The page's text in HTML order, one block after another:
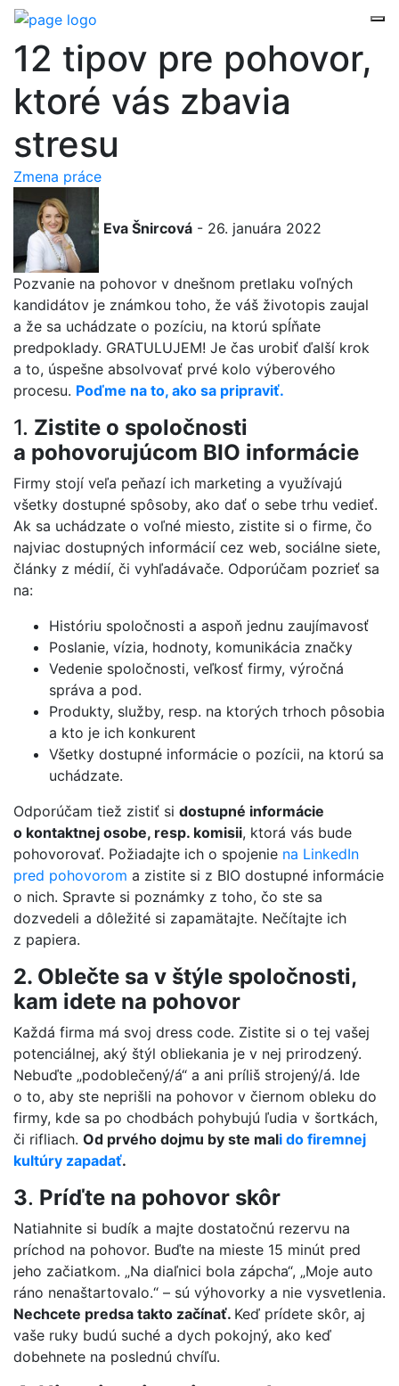
12 tipov pre pohovor,
ktoré vás zbavia
stresu
Zmena práce
Eva Šnircová - 26. januára 2022
Pozvanie na pohovor v dnešnom pretlaku voľných
kandidátov je známkou toho, že váš životopis zaujal
a že sa uchádzate o pozíciu, na ktorú spĺňate
predpoklady. GRATULUJEM! Je čas urobiť ďalší krok
a to, úspešne absolvovať prvé kolo výberového
procesu. Poďme na to, ako sa pripraviť.
1. Zistite o spoločnosti
a pohovorujúcom BIO informácie
Firmy stojí veľa peňazí ich marketing a využívajú
všetky dostupné spôsoby, ako dať o sebe trhu vedieť.
Ak sa uchádzate o voľné miesto, zistite si o firme, čo
najviac dostupných informácií cez web, sociálne siete,
články z médií, či vyhľadávače. Odporúčam pozrieť sa
na:
Históriu spoločnosti a aspoň jednu zaujímavosť
Poslanie, vízia, hodnoty, komunikácia značky
Vedenie spoločnosti, veľkosť firmy, výročná
správa a pod.
Produkty, služby, resp. na ktorých trhoch pôsobia
a kto je ich konkurent
Všetky dostupné informácie o pozícii, na ktorú sa
uchádzate.
Odporúčam tiež zistiť si dostupné informácie
o kontaktnej osobe, resp. komisii, ktorá vás bude
pohovorovať. Požiadajte ich o spojenie na LinkedIn
pred pohovorom a zistite si z BIO dostupné informácie
o nich. Spravte si poznámky z toho, čo ste sa
dozvedeli a dôležité si zapamätajte. Nečítajte ich
z papiera.
2. Oblečte sa v štýle spoločnosti,
kam idete na pohovor
Každá firma má svoj dress code. Zistite si o tej vašej
potenciálnej, aký štýl obliekania je v nej prirodzený.
Nebuďte „podoblečený/á“ a ani príliš strojený/á. Ide
o to, aby ste neprišli na pohovor v čiernom obleku do
firmy, kde sa po chodbách pohybujú ľudia v šortkách,
či rifliach. Od prvého dojmu by ste mali do firemnej
kultúry zapadať.
3. Príďte na pohovor skôr
Natiahnite si budík a majte dostatočnú rezervu na
príchod na pohovor. Buďte na mieste 15 minút pred
jeho začiatkom. „Na diaľnici bola zápcha“, „Moje auto
ráno nenaštartovalo.“ – sú výhovorky a nie vysvetlenia.
Nechcete predsa takto začínať. Keď prídete skôr, aj
vaše ruky budú suché a dych pokojný, ako keď
dobehnete na poslednú chvíľu.